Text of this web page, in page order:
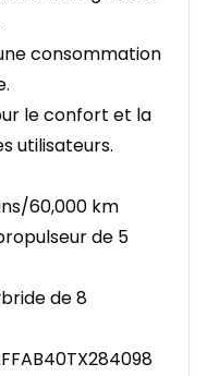
consommation
le confort et la
utilisateurs.
60,000 km
de 5
de 8